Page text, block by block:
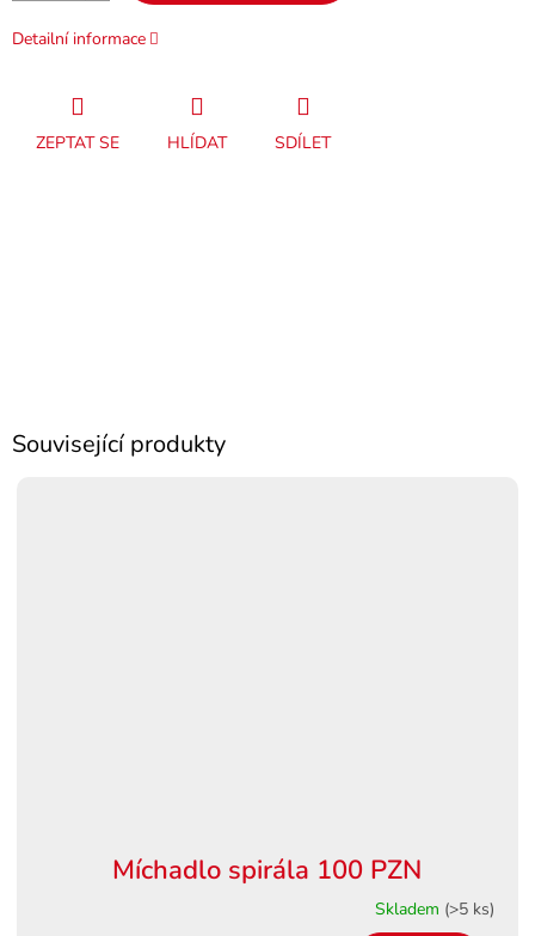
Detailní informace
ZEPTAT SE HLÍDAT SDÍLET
Související produkty
Míchadlo spirála 100 PZN
Skladem (>5 ks)